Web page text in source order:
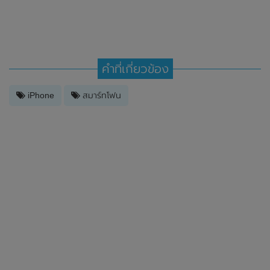
คำที่เกี่ยวข้อง
iPhone สมาร์ทโฟน